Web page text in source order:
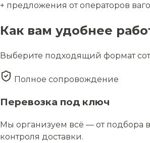
+ предложения от операторов
Как вам удобнее
Выберите подходящий формат
Полное сопровождение
Перевозка под ключ
Мы организуем всё — от подбора
контроля доставки.